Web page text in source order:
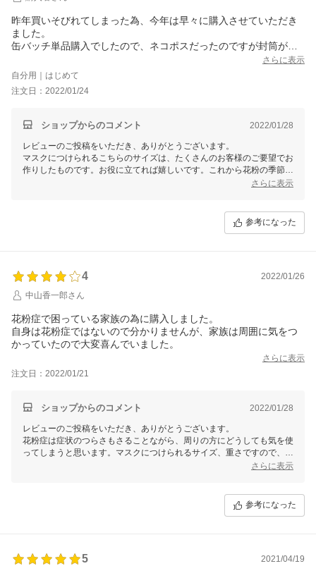
昨年買いそびれてしまった為、今年は早々に購入させていただき
ました。
缶バッチ単品購入でしたので、ネコポスだったのですが封筒がか
わいくて^^嬉しくなり、おまけに開封しても嬉しい事が♪&#6503
8;
何だか申し訳ないお心遣いに感謝です。
バッチも思った通りの大きさで今年は使わせていただきます。
さらに表示
自分用｜はじめて
注文日：2022/01/24
ショップからのコメント 2022/01/28
レビューのご投稿をいただき、ありがとうございます。
マスクにつけられるこちらのサイズは、たくさんのお客様のご要望でお
作りしたものです。お役に立てれば嬉しいです。これから花粉の季節で
さらに表示
参考になった
4
2022/01/26
中山香一郎さん
花粉症で困っている家族の為に購入しました。
自身は花粉症ではないので分かりませんが、家族は周囲に気をつ
かっていたので大変喜んでいました。
さらに表示
注文日：2022/01/21
ショップからのコメント 2022/01/28
レビューのご投稿をいただき、ありがとうございます。
花粉症は症状のつらさもさることながら、周りの方にどうしても気を使
ってしまうと思います。マスクにつけられるサイズ、重さですので、少
さらに表示
参考になった
5
2021/04/19